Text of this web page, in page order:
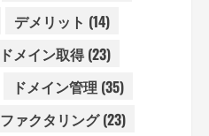
デメリット (14)
ドメイン取得(23)
ドメイン管理 (35)
ファクタリング(23)